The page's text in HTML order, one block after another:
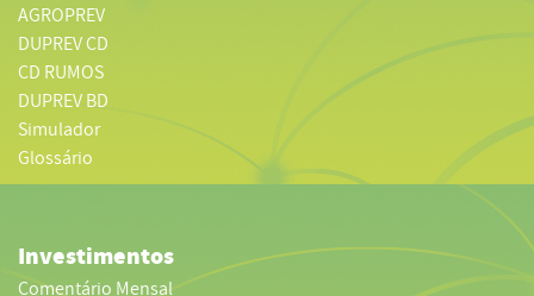
AGROPREV
DUPREV CD
CD RUMOS
DUPREV BD
Simulador
Glossário
Investimentos
Comentário Mensal